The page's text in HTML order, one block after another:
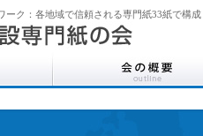
ーク：各地域で信頼される専門紙33紙で構成